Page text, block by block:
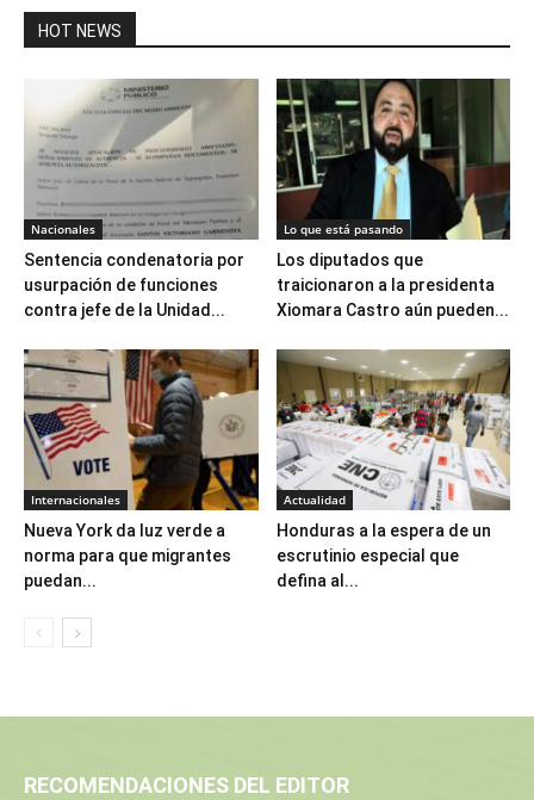
HOT NEWS
Nacionales
Sentencia condenatoria por
usurpación de funciones
contra jefe de la Unidad...
Lo que está pasando
Los diputados que
traicionaron a la presidenta
Xiomara Castro aún pueden...
Internacionales
Nueva York da luz verde a
norma para que migrantes
puedan...
Actualidad
Honduras a la espera de un
escrutinio especial que
defina al...
RECOMENDACIONES DEL EDITOR